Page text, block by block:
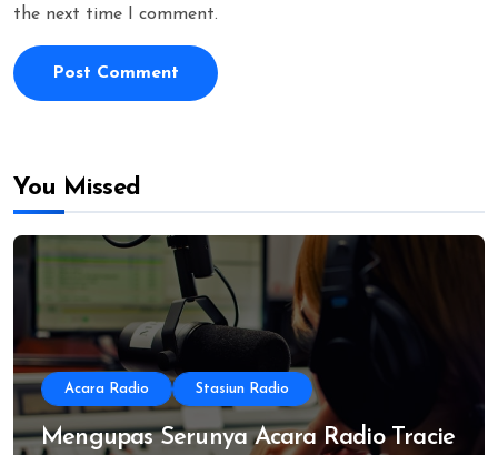
the next time I comment.
You Missed
Acara Radio Stasiun Radio
Mengupas Serunya Acara Radio Tracie